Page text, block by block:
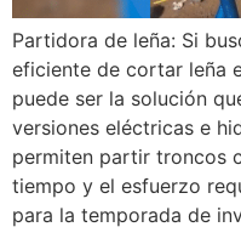
Partidora de leña: Si
eficiente de cortar leña
puede ser la solución
versiones eléctricas e
permiten partir troncos
tiempo y el esfuerzo
para la temporada de